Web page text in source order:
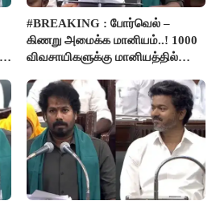
#BREAKING : போர்வெல் –
கிணறு அமைக்க மானியம்..! 1000
விவசாயிகளுக்கு மானியத்தில்